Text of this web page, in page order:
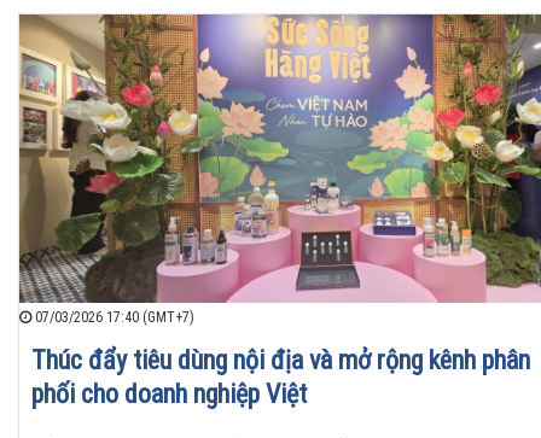
07/03/2026 17:40 (GMT+7)
Thúc đẩy tiêu dùng nội địa và mở rộng kênh phân
phối cho doanh nghiệp Việt